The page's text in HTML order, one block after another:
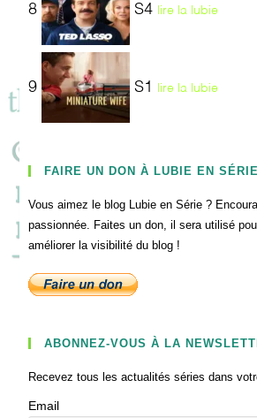
8 S4 lire la lubie
9 S1 lire la lubie
FAIRE UN DON À LUBIE EN
Vous aimez le blog Lubie en Série ?
passionnée. Faites un don, il sera utilisé
améliorer la visibilité du blog !
ABONNEZ-VOUS À LA
Recevez tous les actualités séries dans
Email